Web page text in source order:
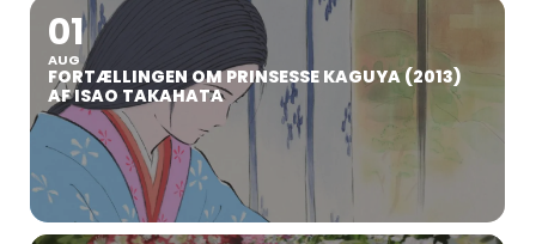
01
AUG
FORTÆLLINGEN OM PRINSESSE KAGUYA (2013)
AF ISAO TAKAHATA